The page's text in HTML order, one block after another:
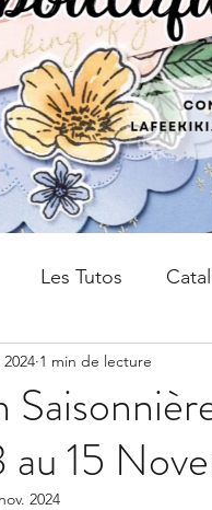
Les Tutos
kits
Livraison gratuite
au 15
2024 1 min de lecture
2024